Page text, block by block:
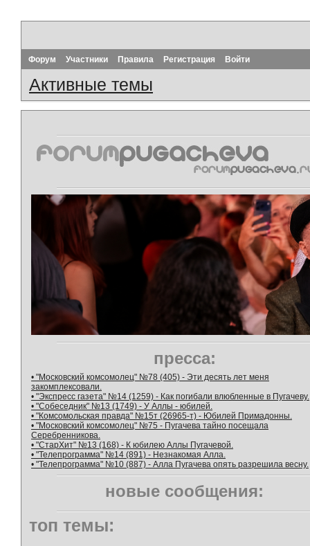
Форум Участники Правила Регистрация Войти
Активные темы
пресса:
• "Московский комсомолец" №78 (405) - Эти десять лет меня
закомплексовали.
• "Экспресс газета" №14 (1259) - Как погибали влюбленные в Пугачеву.
• "Собеседник" №13 (1749) - У Аллы - юбилей.
• "Комсомольская правда" №15т (26965-т) - Юбилей Примадонны.
• "Московский комсомолец" №75 - Пугачева тайно посещала
Серебренникова.
• "СтарХит" №13 (168) - К юбилею Аллы Пугачевой.
• "Телепрограмма" №14 (891) - Незнакомая Алла.
• "Телепрограмма" №10 (887) - Алла Пугачева опять разрешила весну.
новые сообщения:
топ темы: